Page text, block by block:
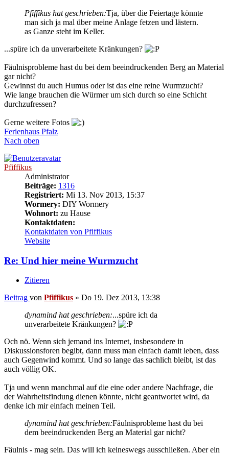
Pfiffikus hat geschrieben:Tja, über die Feiertage könnte
man sich ja mal über meine Anlage fetzen und lästern.
as Ganze steht im Keller.
...spüre ich da unverarbeitete Kränkungen?
Fäulnisprobleme hast du bei dem beeindruckenden Berg an Material
gar nicht?
Gewinnst du auch Humus oder ist das eine reine Wurmzucht?
Wie lange brauchen die Würmer um sich durch so eine Schicht
durchzufressen?
Gerne weitere Fotos
Ferienhaus Pfalz
Nach oben
Pfiffikus
Administrator
Beiträge: 1316
Registriert: Mi 13. Nov 2013, 15:37
Wormery: DIY Wormery
Wohnort: zu Hause
Kontaktdaten:
Kontaktdaten von Pfiffikus
Website
Re: Und hier meine Wurmzucht
Zitieren
Beitrag von Pfiffikus » Do 19. Dez 2013, 13:38
dynamind hat geschrieben:...spüre ich da
unverarbeitete Kränkungen?
Och nö. Wenn sich jemand ins Internet, insbesondere in
Diskussionsforen begibt, dann muss man einfach damit leben, dass
auch Gegenwind kommt. Und so lange das sachlich bleibt, ist das
auch völlig OK.
Tja und wenn manchmal auf die eine oder andere Nachfrage, die
der Wahrheitsfindung dienen könnte, nicht geantwortet wird, da
denke ich mir einfach meinen Teil.
dynamind hat geschrieben:Fäulnisprobleme hast du bei
dem beeindruckenden Berg an Material gar nicht?
Fäulnis - mag sein. Das will ich keineswegs ausschließen. Aber ein